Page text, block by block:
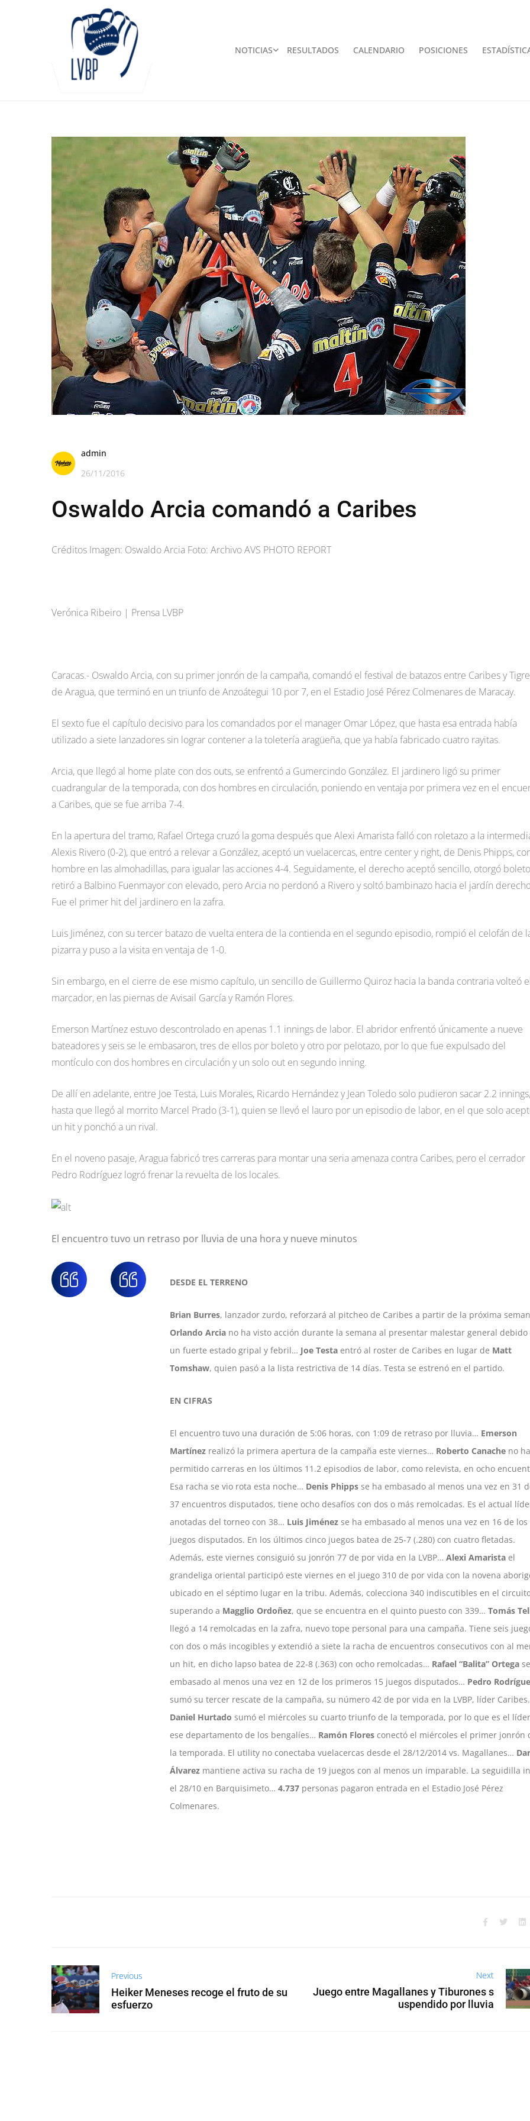
NOTICIAS RESULTADOS CALENDARIO POSICIONES
admin
26/11/2016
Oswaldo Arcia comandó a Caribes
Créditos Imagen: Oswaldo Arcia Foto: Archivo AVS PHOTO REPORT
Verónica Ribeiro | Prensa LVBP
Caracas.- Oswaldo Arcia, con su primer jonrón de la campaña, comandó el festival de batazos entre Caribes y
de Aragua, que terminó en un triunfo de Anzoátegui 10 por 7, en el Estadio José Pérez Colmenares de Maracay.
El sexto fue el capítulo decisivo para los comandados por el manager Omar López, que hasta esa entrada había
utilizado a siete lanzadores sin lograr contener a la toletería aragüeña, que ya había fabricado cuatro rayitas.
Arcia, que llegó al home plate con dos outs, se enfrentó a Gumercindo González. El jardinero ligó su primer
cuadrangular de la temporada, con dos hombres en circulación, poniendo en ventaja por primera vez en el
a Caribes, que se fue arriba 7-4.
En la apertura del tramo, Rafael Ortega cruzó la goma después que Alexi Amarista falló con roletazo a la
Alexis Rivero (0-2), que entró a relevar a González, aceptó un vuelacercas, entre center y right, de Denis Phipps,
hombre en las almohadillas, para igualar las acciones 4-4. Seguidamente, el derecho aceptó sencillo, otorgó
retiró a Balbino Fuenmayor con elevado, pero Arcia no perdonó a Rivero y soltó bambinazo hacia el jardín
Fue el primer hit del jardinero en la zafra.
Luis Jiménez, con su tercer batazo de vuelta entera de la contienda en el segundo episodio, rompió el celofán de
pizarra y puso a la visita en ventaja de 1-0.
Sin embargo, en el cierre de ese mismo capítulo, un sencillo de Guillermo Quiroz hacia la banda contraria volteó
marcador, en las piernas de Avisail García y Ramón Flores.
Emerson Martínez estuvo descontrolado en apenas 1.1 innings de labor. El abridor enfrentó únicamente a nueve
bateadores y seis se le embasaron, tres de ellos por boleto y otro por pelotazo, por lo que fue expulsado del
montículo con dos hombres en circulación y un solo out en segundo inning.
De allí en adelante, entre Joe Testa, Luis Morales, Ricardo Hernández y Jean Toledo solo pudieron sacar 2.2 innings,
hasta que llegó al morrito Marcel Prado (3-1), quien se llevó el lauro por un episodio de labor, en el que solo
un hit y ponchó a un rival.
En el noveno pasaje, Aragua fabricó tres carreras para montar una seria amenaza contra Caribes, pero el cerrador
Pedro Rodríguez logró frenar la revuelta de los locales.
El encuentro tuvo un retraso por lluvia de una hora y nueve minutos
DESDE EL TERRENO
Brian Burres, lanzador zurdo, reforzará al pitcheo de Caribes a partir de la próxima
Orlando Arcia no ha visto acción durante la semana al presentar malestar general debido
un fuerte estado gripal y febril… Joe Testa entró al roster de Caribes en lugar de Matt
Tomshaw, quien pasó a la lista restrictiva de 14 días. Testa se estrenó en el partido.
EN CIFRAS
El encuentro tuvo una duración de 5:06 horas, con 1:09 de retraso por lluvia… Emerson
Martínez realizó la primera apertura de la campaña este viernes… Roberto Canache no
permitido carreras en los últimos 11.2 episodios de labor, como relevista, en ocho
Esa racha se vio rota esta noche… Denis Phipps se ha embasado al menos una vez en 31
37 encuentros disputados, tiene ocho desafíos con dos o más remolcadas. Es el actual
anotadas del torneo con 38… Luis Jiménez se ha embasado al menos una vez en 16 de los
juegos disputados. En los últimos cinco juegos batea de 25-7 (.280) con cuatro fletadas.
Además, este viernes consiguió su jonrón 77 de por vida en la LVBP… Alexi Amarista el
grandeliga oriental participó este viernes en el juego 310 de por vida con la novena
ubicado en el séptimo lugar en la tribu. Además, colecciona 340 indiscutibles en el
superando a Magglio Ordoñez, que se encuentra en el quinto puesto con 339… Tomás
llegó a 14 remolcadas en la zafra, nuevo tope personal para una campaña. Tiene seis
con dos o más incogibles y extendió a siete la racha de encuentros consecutivos con al
un hit, en dicho lapso batea de 22-8 (.363) con ocho remolcadas… Rafael “Balita” Ortega
embasado al menos una vez en 12 de los primeros 15 juegos disputados… Pedro
sumó su tercer rescate de la campaña, su número 42 de por vida en la LVBP, líder
Daniel Hurtado sumó el miércoles su cuarto triunfo de la temporada, por lo que es el
ese departamento de los bengalíes… Ramón Flores conectó el miércoles el primer jonrón
la temporada. El utility no conectaba vuelacercas desde el 28/12/2014 vs. Magallanes…
Álvarez mantiene activa su racha de 19 juegos con al menos un imparable. La seguidilla
el 28/10 en Barquisimeto… 4.737 personas pagaron entrada en el Estadio José Pérez
Colmenares.
Previous
Heiker Meneses recoge el fruto de su
esfuerzo
Next
Juego entre Magallanes y Tiburones s
uspendido por lluvia